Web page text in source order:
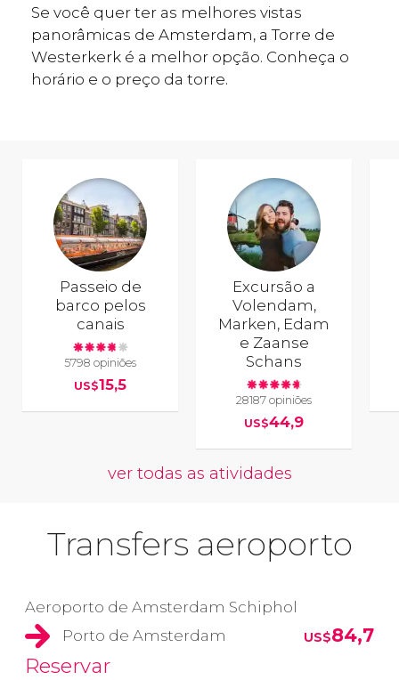
Se você quer ter as melhores vistas
panorâmicas de Amsterdam, a Torre de
Westerkerk é a melhor opção. Conheça o
horário e o preço da torre.
Passeio de
barco pelos
canais
5798 opiniões
US$15,5
Excursão a
Volendam,
Marken, Edam
e Zaanse
Schans
28187 opiniões
US$44,9
ver todas as atividades
Transfers aeroporto
Aeroporto de Amsterdam Schiphol
Porto de Amsterdam
US$84,7
Reservar